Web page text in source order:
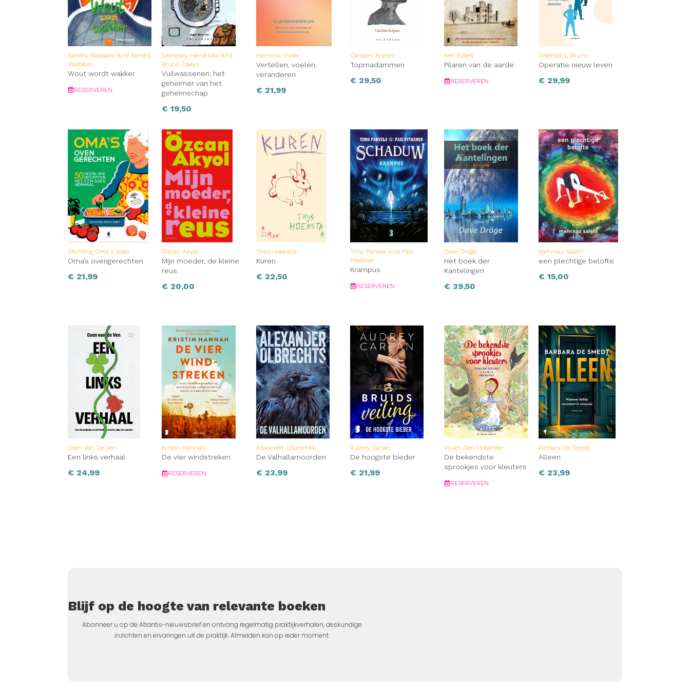
Sandra Vlasblom And Sandra
Vlasblom
Wout wordt wakker
RESERVEREN
Dempsey Hendrickx And
Bruno Claeys
Vuilwassenen: het
geheimer van het
geheimschap
€ 19,50
Harmina Visser
Vertellen, voelen,
veranderen
€21,99
Carolien Krijnen
Topmadammen
€29,50
Ken Follett
Pilaren van de aarde
RESERVEREN
Dillemans, Bruno
Operatie nieuw leven
€29,99
Stichting Oma's Soep
Oma’s ovengerechten
€ 21,99
Özcan Akyol
Mijn moeder, de kleine
reus
€ 20,00
Thijs Hoekstra
Kuren
€22,50
Timo Parvela And Pasi
Pitkänen
Krampus
RESERVEREN
Dave Dröge
Het boek der
Kantelingen
€ 39,50
Mehrnaz Salehi
een plechtige belofte
€15,00
Coen Van De Ven
Een links verhaal
€ 24,99
Kristin Hannah
De vier windstreken
RESERVEREN
Alexander Olbrechts
De Valhallamoorden
€23,99
Audrey Carlan
De hoogste bieder
€21,99
Vivian Den Hollander
De bekendste
sprookjes voor kleuters
RESERVEREN
Barbara De Smedt
Alleen
€23,99
Blijf op de hoogte van relevante boeken
Abonneer u op de Atlantis-nieuwsbrief en ontvang regelmatig praktijkverhalen, deskundige
inzichten en ervaringen uit de praktijk. Afmelden kan op ieder moment.